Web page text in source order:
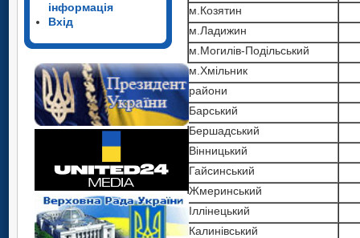
інформація
Вхід
м.Козятин
м.Ладижин
м.Могилів-Подільський
м.Хмільник
райони
Барський
Бершадський
Вінницький
Гайсинський
Жмеринський
Іллінецький
Калинівський